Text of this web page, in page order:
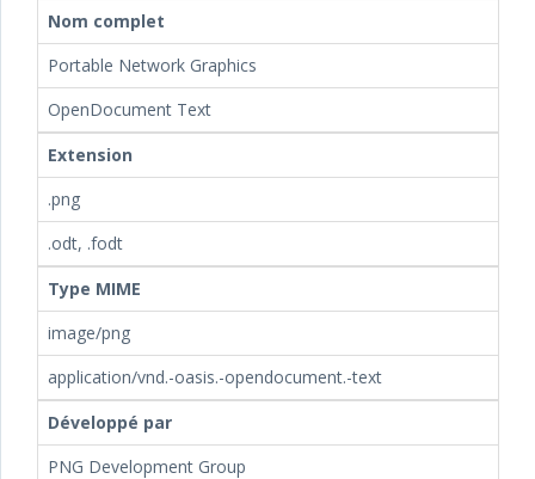
Nom complet
Portable Network Graphics
OpenDocument Text
Extension
.png
.odt, .fodt
Type MIME
image/png
application/vnd.-oasis.-opendocument.-text
Développé par
PNG Development Group